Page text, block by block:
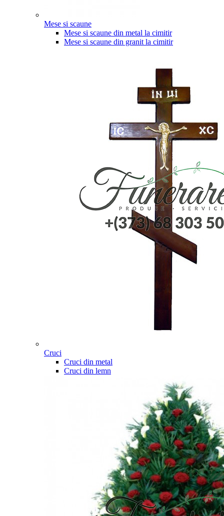
Mese si scaune
Mese si scaune din metal la cimitir
Mese si scaune din granit la cimitir
Cruci
Cruci din metal
Cruci din lemn